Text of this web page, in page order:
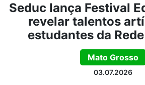
Seduc lança Festival
revelar talentos
estudantes da
Mato Grosso
03.07.2026